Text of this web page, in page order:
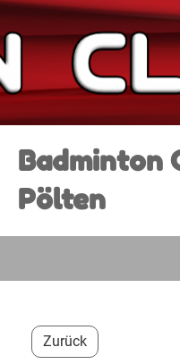
Badminton
Pölten
Zurück